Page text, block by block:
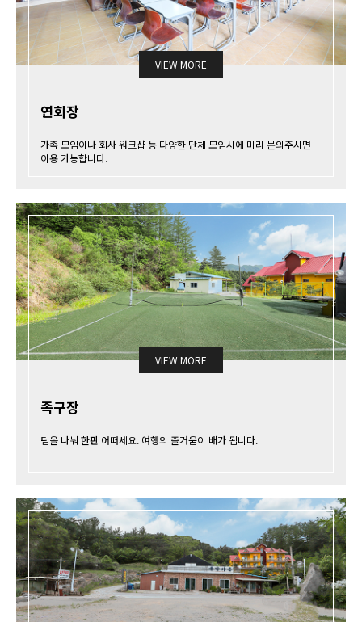
VIEW MORE
연회장
가족 모임이나 회사 워크샵 등 다양한 단체 모임시에 미리 문의주시면
이용 가능합니다.
VIEW MORE
족구장
팀을 나눠 한판 어떠세요. 여행의 즐거움이 배가 됩니다.